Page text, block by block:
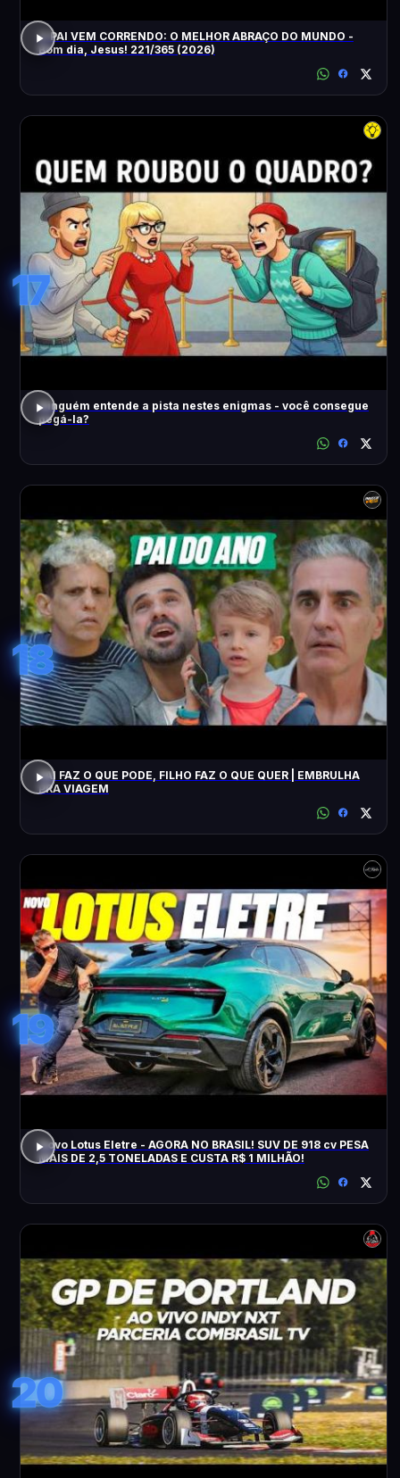
O PAI VEM CORRENDO: O MELHOR ABRAÇO DO MUNDO -
Bom dia, Jesus! 221/365 (2026)
17
Ninguém entende a pista nestes enigmas - você consegue
pegá-la?
18
PAI FAZ O QUE PODE, FILHO FAZ O QUE QUER | EMBRULHA
PRA VIAGEM
19
Novo Lotus Eletre - AGORA NO BRASIL! SUV DE 918 cv PESA
MAIS DE 2,5 TONELADAS E CUSTA R$ 1 MILHÃO!
20